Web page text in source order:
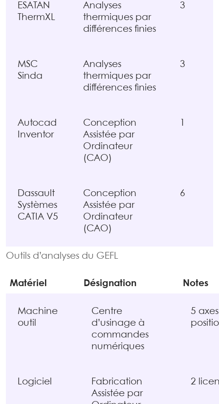
Outils d’analyses du GEFL
ESATAN
ThermXL
Analyses
thermiques par
différences finies
3
MSC
Sinda
Analyses
thermiques par
différences finies
3
Autocad
Inventor
Conception
Assistée par
Ordinateur
(CAO)
Dassault
Systèmes
CATIA V5
Conception
Assistée par
Ordinateur
(CAO)
6
Matériel Désignation Notes
Machine
outil
Centre
d’usinage à
commandes
numériques
5
Logiciel
Fabrication
Assistée par
2